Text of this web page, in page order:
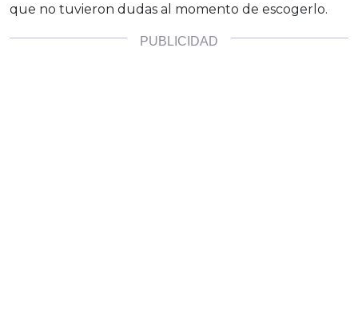
que no tuvieron dudas al momento de escogerlo.